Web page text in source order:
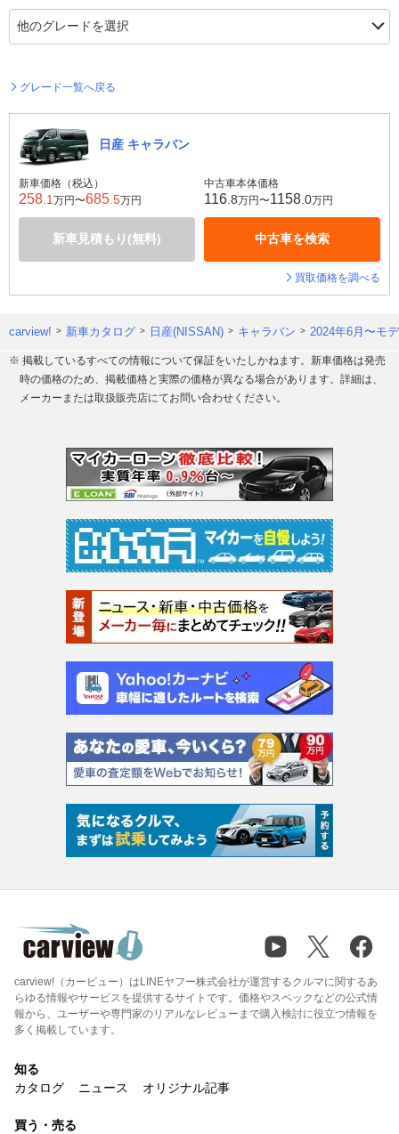
グレード一覧へ戻る
日産 キャラバン
新車価格（税込）
258 .1 万円〜685 .5万円
新車見積もり(無料)
中古車本体価格
116 .8万円〜1158 .0万円
中古車を検索
買取価格を調べる
carview! 新車カタログ 日産(NISSAN) キャラバン 2024年6月〜モ
※ 掲載しているすべての情報について保証をいたしかねます。新車価格は発売
時の価格のため、掲載価格と実際の価格が異なる場合があります。詳細は、
メーカーまたは取扱販売店にてお問い合わせください。
carview!（カービュー）はLINEヤフー株式会社が運営するクルマに関するあ
らゆる情報やサービスを提供するサイトです。価格やスペックなどの公式情
報から、ユーザーや専門家のリアルなレビューまで購入検討に役立つ情報を
多く掲載しています。
知る
カタログ
ニュース オリジナル記事
買う・売る